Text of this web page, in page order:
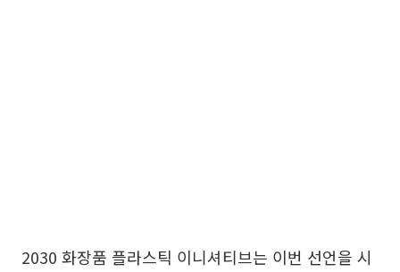
2030 화장품 플라스틱 이니셔티브는 이번 선언을 시